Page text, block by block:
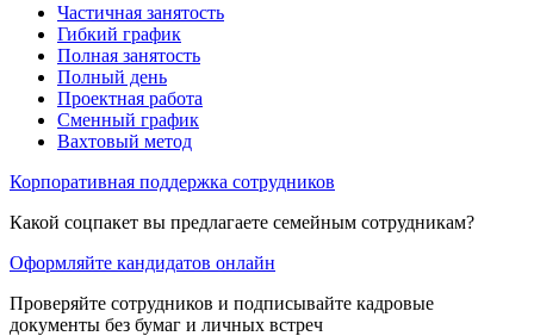
Частичная занятость
Гибкий график
Полная занятость
Полный день
Проектная работа
Сменный график
Вахтовый метод
Корпоративная поддержка сотрудников
Какой соцпакет вы предлагаете семейным сотрудникам?
Оформляйте кандидатов онлайн
Проверяйте сотрудников и подписывайте кадровые
документы без бумаг и личных встреч